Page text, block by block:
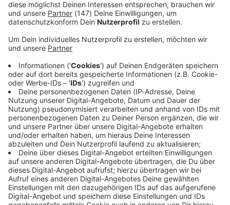
Immer auf dem Laufenden
bleiben!